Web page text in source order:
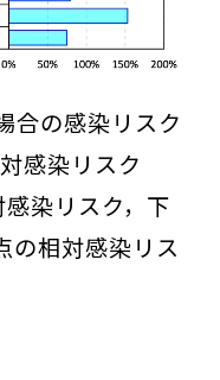
合の感染リスク
感染リスク
感染リスク，下
の相対感染リス